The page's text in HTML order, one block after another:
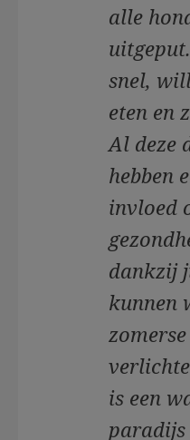
alle
snel,
eten en
Al deze
hebben
invloed
dankzij
kunnen
is een
paradijs